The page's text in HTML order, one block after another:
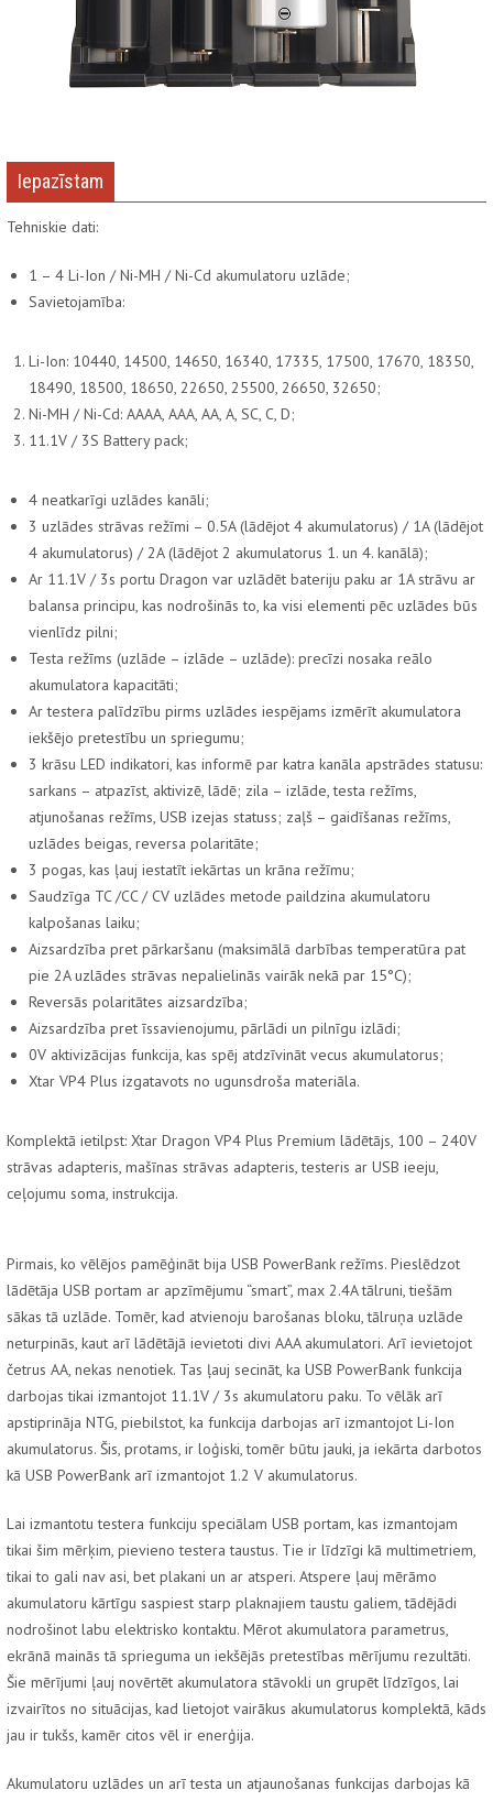
Iepazīstam
Tehniskie dati:
1 – 4 Li-Ion / Ni-MH / Ni-Cd akumulatoru uzlāde;
Savietojamība:
Li-Ion: 10440, 14500, 14650, 16340, 17335, 17500, 17670, 18350,
18490, 18500, 18650, 22650, 25500, 26650, 32650;
Ni-MH / Ni-Cd: AAAA, AAA, AA, A, SC, C, D;
11.1V / 3S Battery pack;
4 neatkarīgi uzlādes kanāli;
3 uzlādes strāvas režīmi – 0.5A (lādējot 4 akumulatorus) / 1A (lādējot
4 akumulatorus) / 2A (lādējot 2 akumulatorus 1. un 4. kanālā);
Ar 11.1V / 3s portu Dragon var uzlādēt bateriju paku ar 1A strāvu ar
balansa principu, kas nodrošinās to, ka visi elementi pēc uzlādes būs
vienlīdz pilni;
Testa režīms (uzlāde – izlāde – uzlāde): precīzi nosaka reālo
akumulatora kapacitāti;
Ar testera palīdzību pirms uzlādes iespējams izmērīt akumulatora
iekšējo pretestību un spriegumu;
3 krāsu LED indikatori, kas informē par katra kanāla apstrādes statusu:
sarkans – atpazīst, aktivizē, lādē; zila – izlāde, testa režīms,
atjunošanas režīms, USB izejas statuss; zaļš – gaidīšanas režīms,
uzlādes beigas, reversa polaritāte;
3 pogas, kas ļauj iestatīt iekārtas un krāna režīmu;
Saudzīga TC /CC / CV uzlādes metode paildzina akumulatoru
kalpošanas laiku;
Aizsardzība pret pārkaršanu (maksimālā darbības temperatūra pat
pie 2A uzlādes strāvas nepalielinās vairāk nekā par 15°C);
Reversās polaritātes aizsardzība;
Aizsardzība pret īssavienojumu, pārlādi un pilnīgu izlādi;
0V aktivizācijas funkcija, kas spēj atdzīvināt vecus akumulatorus;
Xtar VP4 Plus izgatavots no ugunsdroša materiāla.
Komplektā ietilpst: Xtar Dragon VP4 Plus Premium lādētājs, 100 – 240V
strāvas adapteris, mašīnas strāvas adapteris, testeris ar USB ieeju,
ceļojumu soma, instrukcija.
Pirmais, ko vēlējos pamēģināt bija USB PowerBank režīms. Pieslēdzot
lādētāja USB portam ar apzīmējumu “smart”, max 2.4A tālruni, tiešām
sākas tā uzlāde. Tomēr, kad atvienoju barošanas bloku, tālruņa uzlāde
neturpinās, kaut arī lādētājā ievietoti divi AAA akumulatori. Arī ievietojot
četrus AA, nekas nenotiek. Tas ļauj secināt, ka USB PowerBank funkcija
darbojas tikai izmantojot 11.1V / 3s akumulatoru paku. To vēlāk arī
apstiprināja NTG, piebilstot, ka funkcija darbojas arī izmantojot Li-Ion
akumulatorus. Šis, protams, ir loģiski, tomēr būtu jauki, ja iekārta darbotos
kā USB PowerBank arī izmantojot 1.2 V akumulatorus.
Lai izmantotu testera funkciju speciālam USB portam, kas izmantojam
tikai šim mērķim, pievieno testera taustus. Tie ir līdzīgi kā multimetriem,
tikai to gali nav asi, bet plakani un ar atsperi. Atspere ļauj mērāmo
akumulatoru kārtīgu saspiest starp plaknajiem taustu galiem, tādējādi
nodrošinot labu elektrisko kontaktu. Mērot akumulatora parametrus,
ekrānā mainās tā sprieguma un iekšējās pretestības mērījumu rezultāti.
Šie mērījumi ļauj novērtēt akumulatora stāvokli un grupēt līdzīgos, lai
izvairītos no situācijas, kad lietojot vairākus akumulatorus komplektā, kāds
jau ir tukšs, kamēr citos vēl ir enerģija.
Akumulatoru uzlādes un arī testa un atjaunošanas funkcijas darbojas kā